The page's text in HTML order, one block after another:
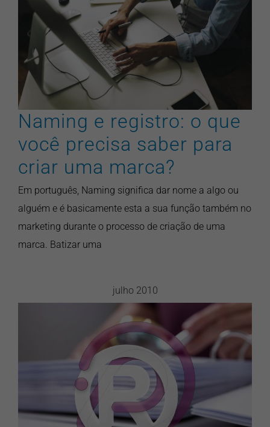
Naming e registro: o que
você precisa saber para criar
uma marca?
artigos branding design gráfico marketing pontonews
Naming e registro: o que
você precisa saber para
criar uma marca?
Em português, Naming significa dar nome a algo ou
alguém e é basicamente esta a sua função também no
marketing durante o processo de criação de uma
marca. Batizar uma
julho 2010
Registro de Marca: tudo que
você precisa saber
branding design gráfico pontonews publicidade